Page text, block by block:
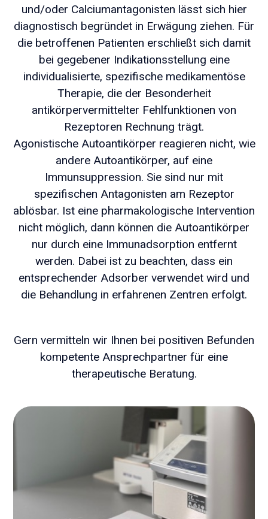
und/oder Calciumantagonisten lässt sich hier
diagnostisch begründet in Erwägung ziehen. Für
die betroffenen Patienten erschließt sich damit
bei gegebener Indikationsstellung eine
individualisierte, spezifische medikamentöse
Therapie, die der Besonderheit
antikörpervermittelter Fehlfunktionen von
Rezeptoren Rechnung trägt.
Agonistische Autoantikörper reagieren nicht, wie
andere Autoantikörper, auf eine
Immunsuppression. Sie sind nur mit
spezifischen Antagonisten am Rezeptor
ablösbar. Ist eine pharmakologische Intervention
nicht möglich, dann können die Autoantikörper
nur durch eine Immunadsorption entfernt
werden. Dabei ist zu beachten, dass ein
entsprechender Adsorber verwendet wird und
die Behandlung in erfahrenen Zentren erfolgt.
Gern vermitteln wir Ihnen bei positiven Befunden
kompetente Ansprechpartner für eine
therapeutische Beratung.